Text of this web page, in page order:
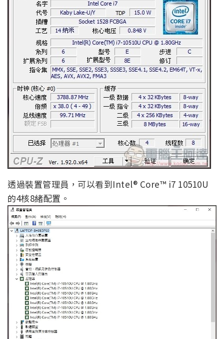
透過裝置管理員，可以看到Intel® Core™ i7 10510U
的4核8緒配置。